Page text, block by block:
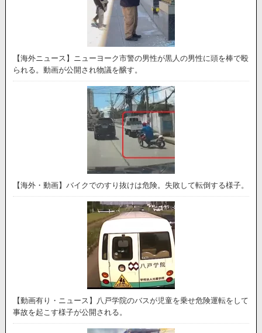
【海外ニュース】ニューヨーク市警の男性が黒人の男性に頭を棒で殴
られる。動画が公開され物議を醸す。
【海外・動画】バイクでのすり抜けは危険。失敗して転倒する様子。
【動画有り・ニュース】八戸学院のバスが児童を乗せ危険運転をして
事故を起こす様子が公開される。